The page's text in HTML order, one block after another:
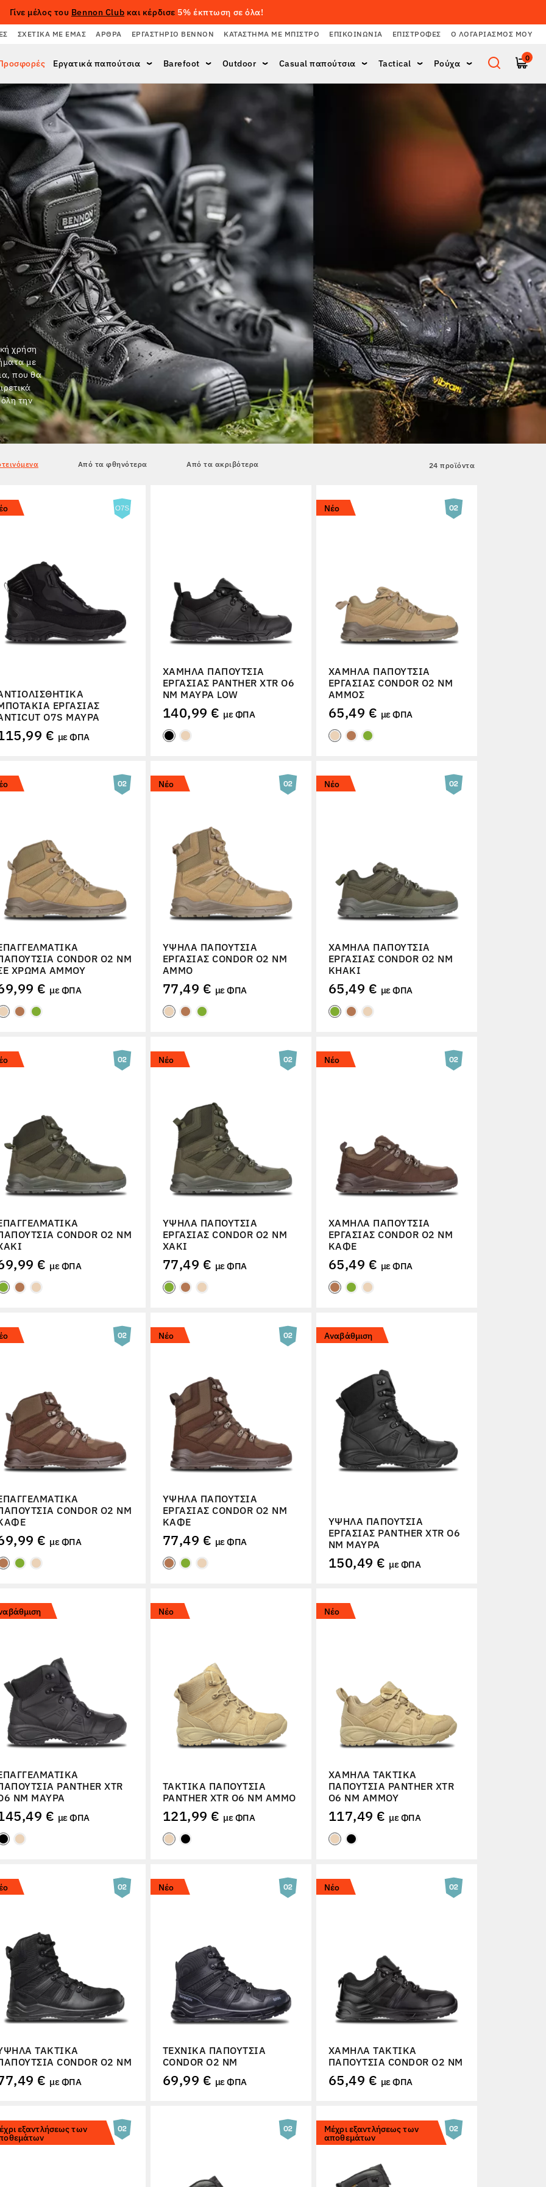
Γίνε μέλος του Bennon Club και κέρδισε 5% έκπτωση σε όλα!
ΣΧΕΤΙΚΆ ΜΕ ΕΜΆΣ ΆΡΘΡΑ ΕΡΓΑΣΤΉΡΙΟ BENNON ΚΑΤΆΣΤΗΜΑ ΜΕ ΜΠΙΣΤΡΌ ΕΠΙΚΟΙΝΩΝΊΑ ΕΠΙΣΤΡΟΦΈΣ Ο ΛΟΓΑΡΙΑΣΜΌΣ ΜΟΥ
Εργατικά παπούτσια Barefoot Outdoor Casual παπούτσια Tactical Ρούχα
0
χρήση
με
που θα
την
24 προϊόντα
Από τα φθηνότερα Από τα ακριβότερα
ΕΡΓΑΣΊΑΣ
O7S ΜΑΎΡΑ
€ με ΦΠΑ
ΧΑΜΗΛΆ ΠΑΠΟΎΤΣΙΑ
ΕΡΓΑΣΊΑΣ PANTHER XTR O6
NM ΜΑΎΡΑ LOW
140,99 € με ΦΠΑ
Νέο
ΧΑΜΗΛΆ ΠΑΠΟΎΤΣΙΑ
ΕΡΓΑΣΊΑΣ CONDOR O2 NM
ΆΜΜΟΣ
65,49 € με ΦΠΑ
CONDOR O2 NM
ΧΡΏΜΑ ΆΜΜΟΥ
€ με ΦΠΑ
Νέο
ΥΨΗΛΆ ΠΑΠΟΎΤΣΙΑ
ΕΡΓΑΣΊΑΣ CONDOR O2 NM
ΆΜΜΟ
77,49 € με ΦΠΑ
Νέο
ΧΑΜΗΛΆ ΠΑΠΟΎΤΣΙΑ
ΕΡΓΑΣΊΑΣ CONDOR O2 NM
KHAKI
65,49 € με ΦΠΑ
CONDOR O2 NM
€ με ΦΠΑ
Νέο
ΥΨΗΛΆ ΠΑΠΟΎΤΣΙΑ
ΕΡΓΑΣΊΑΣ CONDOR O2 NM
ΧΑΚΊ
77,49 € με ΦΠΑ
Νέο
ΧΑΜΗΛΆ ΠΑΠΟΎΤΣΙΑ
ΕΡΓΑΣΊΑΣ CONDOR O2 NM
ΚΑΦΈ
65,49 € με ΦΠΑ
CONDOR O2 NM
€ με ΦΠΑ
Νέο
ΥΨΗΛΆ ΠΑΠΟΎΤΣΙΑ
ΕΡΓΑΣΊΑΣ CONDOR O2 NM
ΚΑΦΈ
77,49 € με ΦΠΑ
Αναβάθμιση
ΥΨΗΛΆ ΠΑΠΟΎΤΣΙΑ
ΕΡΓΑΣΊΑΣ PANTHER XTR O6
NM ΜΑΎΡΑ
150,49 € με ΦΠΑ
PANTHER XTR
NM ΜΑΎΡΑ
€ με ΦΠΑ
Νέο
ΤΑΚΤΙΚΆ ΠΑΠΟΎΤΣΙΑ
PANTHER XTR O6 NM ΆΜΜΟ
121,99 € με ΦΠΑ
Νέο
ΧΑΜΗΛΆ ΤΑΚΤΙΚΆ
ΠΑΠΟΎΤΣΙΑ PANTHER XTR
O6 NM ΆΜΜΟΥ
117,49 € με ΦΠΑ
ΤΑΚΤΙΚΆ
CONDOR O2 NM
€ με ΦΠΑ
Νέο
ΤΕΧΝΙΚΆ ΠΑΠΟΎΤΣΙΑ
CONDOR O2 NM
69,99 € με ΦΠΑ
Νέο
ΧΑΜΗΛΆ ΤΑΚΤΙΚΆ
ΠΑΠΟΎΤΣΙΑ CONDOR O2 NM
65,49 € με ΦΠΑ
εξαντλήσεως των Μέχρι εξαντλήσεως των
αποθεμάτων